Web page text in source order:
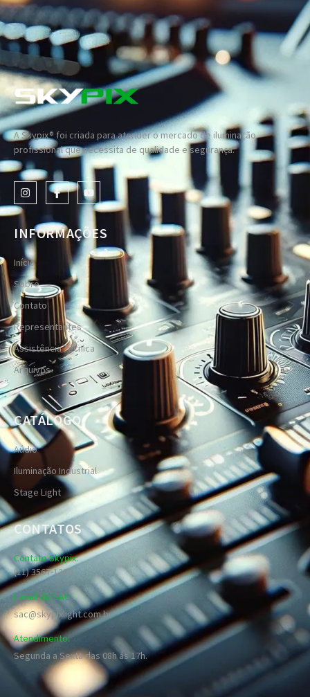
A Skypix® foi criada para atender o mercado de iluminação
profissional que necessita de qualidade e segurança.
INFORMAÇÕES
Início
Sobre
Contato
Representantes
Assistência Técnica
Arquivos
CATÁLOGO
Aúdio
Iluminação Industrial
Stage Light
CONTATOS
Contato Skypix:
(11) 3567-1289
E-mail do SAC:
sac@skypixlight.com.br
Atendimento:
Segunda a Sexta das 08h ás 17h.